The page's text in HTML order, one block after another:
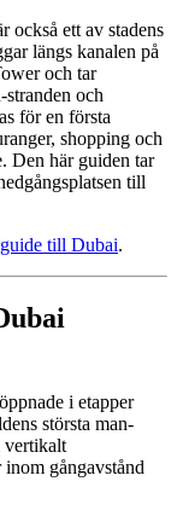
också ett av stadens
längs kanalen på
och tar
och
för en första
shopping och
Den här guiden tar
till
guide till Dubai.
i etapper
största man-
vertikalt
inom gångavstånd